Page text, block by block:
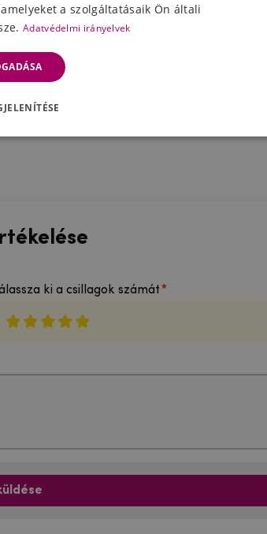
ki a csillagok számát
a szolgáltatásaik Ön általi
Adatvédelmi irányelvek